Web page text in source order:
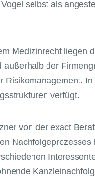
selbst als
Medizinrecht liegen
der
verfügt.
von der exact